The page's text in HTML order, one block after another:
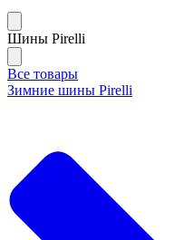
Шины Pirelli
Все товары
Зимние шины Pirelli